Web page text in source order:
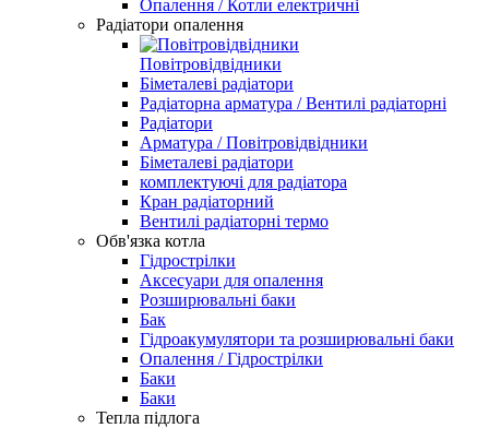
Опалення / Котли електричні
Радіатори опалення
Повітровідвідники
Біметалеві радіатори
Радіаторна арматура / Вентилі радіаторні
Радіатори
Арматура / Повітровідвідники
Біметалеві радіатори
комплектуючі для радіатора
Кран радіаторний
Вентилі радіаторні термо
Обв'язка котла
Гідрострілки
Аксесуари для опалення
Розширювальні баки
Бак
Гідроакумулятори та розширювальні баки
Опалення / Гідрострілки
Баки
Баки
Тепла підлога